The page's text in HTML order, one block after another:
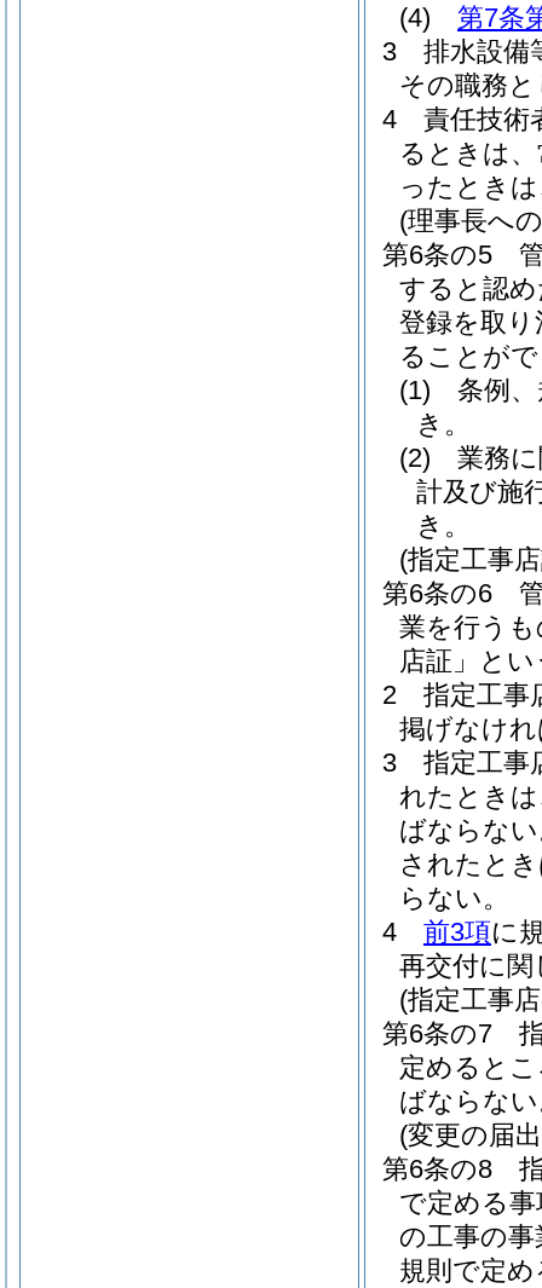
(4)
第7条
3
排水設備
その職務
4
責任技術
るときは
ったとき
(理事長へ
第6条の5
すると認
登録を取
ることが
(1)
条例
き。
(2)
業務
計及び施
き。
(指定工事
第6条の6
業を行う
店証」とい
2
指定工事
掲げなけ
3
指定工事
れたとき
ばならな
されたと
らない。
4
前3項に
再交付に
(指定工事
第6条の7
定めると
ばならな
(変更の届
第6条の8
で定める
の工事の
規則で定